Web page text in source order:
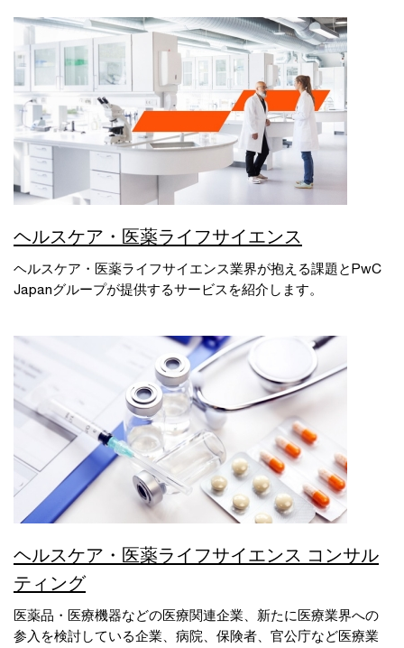
ヘルスケア・医薬ライフサイエンス
ヘルスケア・医薬ライフサイエンス業界が抱える課題とPwC
Japanグループが提供するサービスを紹介します。
ヘルスケア・医薬ライフサイエンス コンサル
ティング
医薬品・医療機器などの医療関連企業、新たに医療業界への
参入を検討している企業、病院、保険者、官公庁など医療業